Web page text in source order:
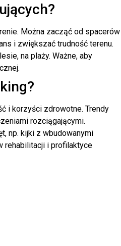
Można zacząć od spacerów
i zwiększać trudność terenu.
na plaży. Ważne, aby
i korzyści zdrowotne. Trendy
rozciągającymi.
np. kijki z wbudowanymi
rehabilitacji i profilaktyce